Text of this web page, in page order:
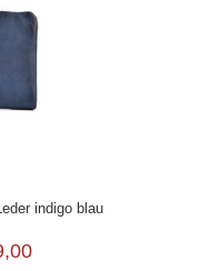
indigo blau